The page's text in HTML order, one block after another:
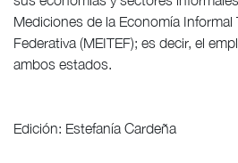
Mediciones de la Economía
Federativa (MEITEF); es decir, el
ambos estados.
Edición: Estefanía Cardeña